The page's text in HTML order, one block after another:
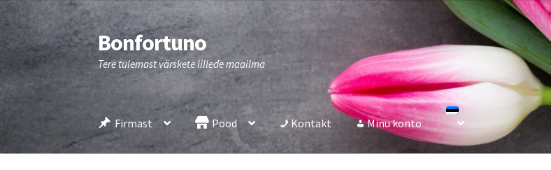
Liigu
navigeerimisele
Liigu
sisu
juurde
Bonfortuno
Tere tulemast värskete lillede maailma
Firmast Pood Kontakt Minu konto